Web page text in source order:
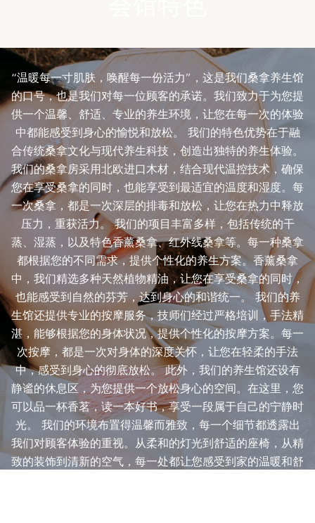
“温暖每一寸肌肤，唤醒每一份活力”，这是我们桑拿养生馆
的口号，也是我们对每一位顾客的承诺。我们致力于为您提
供一个温馨、舒适、专业的养生环境，让您在每一次的体验
中都能感受到身心的愉悦和放松。 我们的特色优势在于融
合传统桑拿文化与现代养生科技，创造出独特的养生体验。
我们的桑拿房采用北欧进口木材，结合现代温控技术，确保
您在享受桑拿的同时，也能享受到最适宜的温度和湿度。每
一次桑拿，都是一次深层的排毒和放松，让您在热力中释放
压力，重获活力。 我们的项目丰富多样，包括传统的干
蒸、湿蒸，以及特色香薰桑拿、红外线桑拿等。每一种桑拿
都根据您的不同需求，提供个性化的养生方案。香薰桑拿
中，我们精选多种天然植物精油，让您在享受桑拿的同时，
也能感受到自然的芬芳，达到身心的和谐统一。 我们的养
生馆还提供专业的按摩服务，技师们经过严格培训，手法精
湛，能够根据您的身体状况，提供个性化的按摩方案。每一
次按摩，都是一次对身体的深度关怀，让您在轻柔的手法
中，感受到身心的彻底放松。 此外，我们的养生馆还设有
静谧的休息区，为您提供一个放松身心的空间。在这里，您
可以品一杯香茗，读一本好书，享受一段属于自己的宁静时
光。 我们的环境布置得温馨而雅致，每一个细节都透露出
我们对顾客体验的重视。从柔和的灯光到舒适的座椅，从精
致的装饰到清新的空气，每一处都让您感受到家的温暖和舒